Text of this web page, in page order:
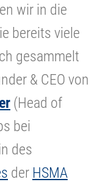
wir in die
bereits viele
gesammelt
& CEO von
(Head of
bei
des
der HSMA